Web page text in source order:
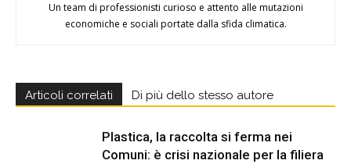
Un team di professionisti curioso e attento alle mutazioni
economiche e sociali portate dalla sfida climatica.
Articoli correlati Di più dello stesso autore
Plastica, la raccolta si ferma nei
Comuni: è crisi nazionale per la filiera